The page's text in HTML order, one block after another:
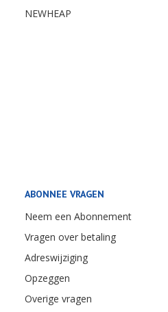
NEWHEAP
ABONNEE VRAGEN
Neem een Abonnement
Vragen over betaling
Adreswijziging
Opzeggen
Overige vragen